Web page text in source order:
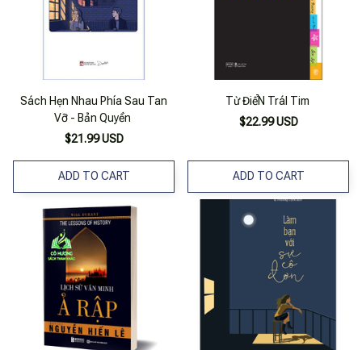
Sách Hẹn Nhau Phía Sau Tan
Vỡ - Bản Quyền
$21.99 USD
ADD TO CART
Từ ĐiểN TráI Tim
$22.99 USD
ADD TO CART